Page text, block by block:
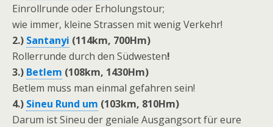
Einrollrunde oder Erholungstour;
wie immer, kleine Strassen mit wenig Verkehr!
2.) Santanyi (114km, 700Hm)
Rollerrunde durch den Südwesten!
3.) Betlem (108km, 1430Hm)
Betlem muss man einmal gefahren sein!
4.) Sineu Rund um (103km, 810Hm)
Darum ist Sineu der geniale Ausgangsort für eure